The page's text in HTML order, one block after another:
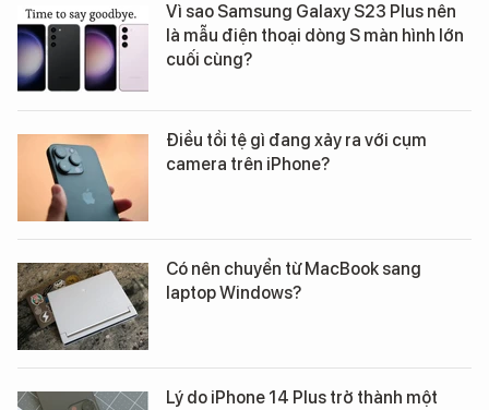
Vì sao Samsung Galaxy S23 Plus nên
là mẫu điện thoại dòng S màn hình lớn
cuối cùng?
Điều tồi tệ gì đang xảy ra với cụm
camera trên iPhone?
Có nên chuyển từ MacBook sang
laptop Windows?
Lý do iPhone 14 Plus trở thành một